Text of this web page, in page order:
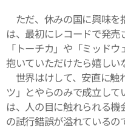
ただ、休みの国に興味を
は、最初にレコードで発
「トーチカ」や「ミッド
抱いていただけたら嬉しい
世界はけして、安直に触
ツ」とやらのみで成立し
は、人の目に触れられる
の試行錯誤が溢れているの